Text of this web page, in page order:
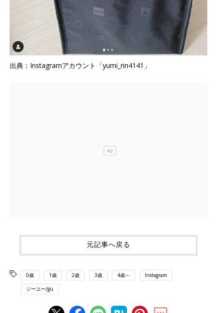
出典：Instagramアカウント「yumi_rin4141」
元記事へ戻る
0歳 1歳 2歳 3歳 4歳～ Instagram
ジーユー/gu